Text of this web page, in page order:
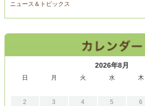
ニュース＆トピックス
2026年8月
日 月 火 水 木
2
3 4 5 6